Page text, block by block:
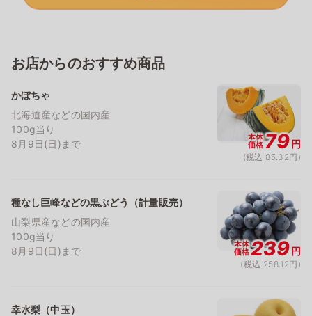
お店からのおすすめ商品
かぼちゃ
北海道産などの国内産
100g当り
8月9日(日)まで
本体
価格79円
(税込 85.32円)
種なし巨峰などの黒ぶどう（計量販売）
山梨県産などの国内産
100g当り
8月9日(日)まで
本体
価格239円
(税込 258.12円)
幸水梨（中玉）